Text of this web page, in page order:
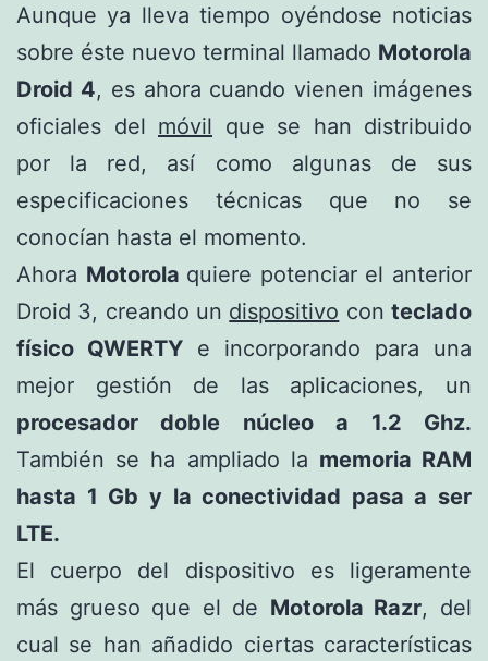
Aunque ya lleva tiempo oyéndose noticias
sobre éste nuevo terminal llamado Motorola
Droid 4, es ahora cuando vienen imágenes
oficiales del móvil que se han distribuido
por la red, así como algunas de sus
especificaciones técnicas que no se
conocían hasta el momento.
Ahora Motorola quiere potenciar el anterior
Droid 3, creando un dispositivo conteclado
físico QWERTY e incorporando para una
mejor gestión de las aplicaciones, un
procesador doble núcleo a 1.2 Ghz.
También se ha ampliado la memoria RAM
hasta 1 Gb y la conectividad pasa a ser
LTE.
El cuerpo del dispositivo es ligeramente
más grueso que el de Motorola Razr, del
cual se han añadido ciertas características